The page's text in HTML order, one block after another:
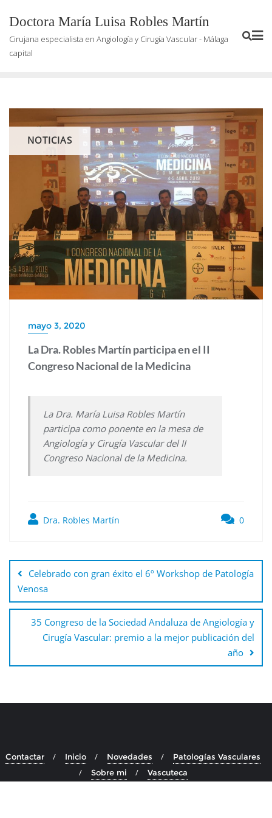
contenido
Doctora María Luisa Robles Martín
Cirujana especialista en Angiología y Cirugía Vascular - Málaga
capital
NOTICIAS
mayo 3, 2020
La Dra. Robles Martín participa en el II
Congreso Nacional de la Medicina
La Dra. María Luisa Robles Martín
participa como ponente en la mesa de
Angiología y Cirugía Vascular del II
Congreso Nacional de la Medicina.
Dra. Robles Martín 0
de
entradas
Celebrado con gran éxito el 6º Workshop de Patología
Venosa
35 Congreso de la Sociedad Andaluza de Angiología y
Cirugía Vascular: premio a la mejor publicación del
año
Contactar Inicio Novedades
Patologías Vasculares
Sobre mi
Vascuteca